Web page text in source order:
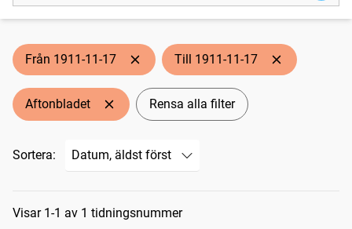
Från 1911-11-17 Till 1911-11-17
Aftonbladet Rensa alla filter
Sortera:
Sökresultat
Visar 1-1 av 1 tidningsnummer